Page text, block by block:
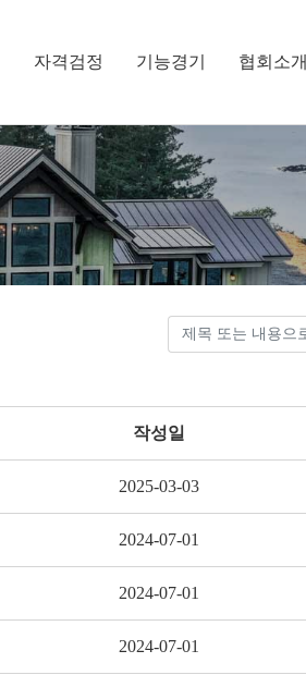
자격검정 기능경기 협회소개
작성일
2025-03-03
2024-07-01
2024-07-01
2024-07-01